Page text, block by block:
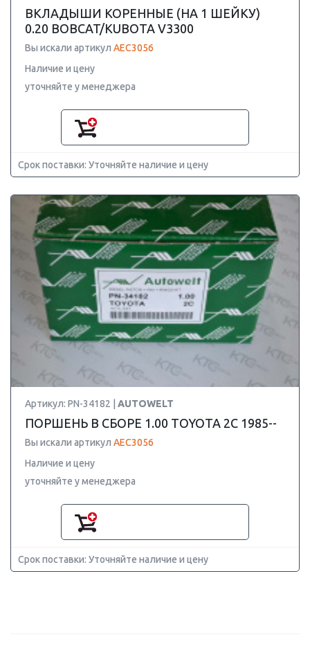
ВКЛАДЫШИ КОРЕННЫЕ (НА 1 ШЕЙКУ)
0.20 BOBCAT/KUBOTA V3300
Вы искали артикул AEC3056
Наличие и цену
уточняйте у менеджера
Срок поставки: Уточняйте наличие и цену
Артикул: PN-34182 | AUTOWELT
ПОРШЕНЬ В СБОРЕ 1.00 TOYOTA 2C 1985--
Вы искали артикул AEC3056
Наличие и цену
уточняйте у менеджера
Срок поставки: Уточняйте наличие и цену